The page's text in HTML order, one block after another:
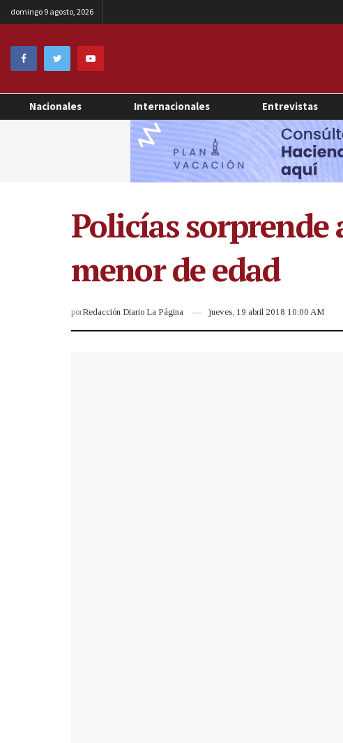
domingo 9 agosto, 2026
Nacionales Internacionales Entrevistas
Policías sorprende
menor de edad
porRedacción Diario La Página jueves, 19 abril 2018 10:00 AM